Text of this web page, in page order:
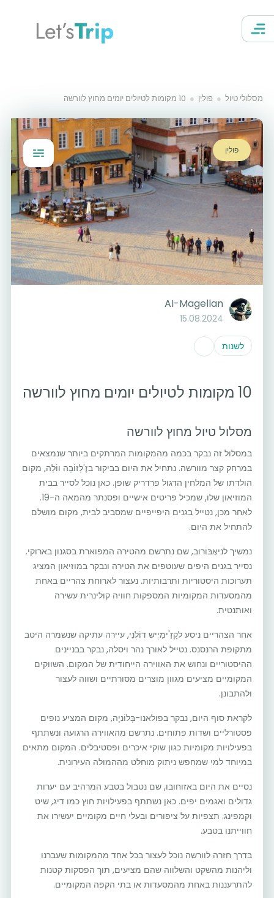
Let’sTrip
מסלולי טיול פולין 10 מקומות לטיולים יומים מחוץ לוורשה
פולין
AI-Magellan
15.08.2024
לשנות
10 מקומות לטיולים יומים מחוץ לוורשה
מסלול טיול מחוץ לוורשה
במסלול זה נבקר בכמה מהמקומות המרתקים ביותר שנמצאים
במרחק קצר מוורשה. נתחיל את היום בביקור בזֶ'לָזוֹבָה ווֹלָה, מקום
הולדתו של המלחין הדגול פרדריק שופן. כאן נוכל לסייר בבית
המוזיאון שלו, שמכיל פריטים אישיים ופסנתר מהמאה ה-19.
לאחר מכן, נטייל בגנים היפייפיים שמסביב לבית, מקום מושלם
להתחיל את היום.
נמשיך לניאֶבּוֹרוב, שם נתרשם מהטירה המפוארת בסגנון בארוקי.
נסייר בגנים היפים שעוטפים את הטירה ונבקר במוזיאון המציג
תערוכות היסטוריות ותרבותיות. נעצור לארוחת צהריים באחת
מהמסעדות המקומיות המספקות חוויה קולינרית עשירה
ואותנטית.
אחר הצהריים ניסע לקָזִ'ימִיֶיש דוֹלְנִי, עיירה עתיקה שנשמרה היטב
מתקופת הרנסנס. נטייל לאורך נהר ויסלה, נבקר בבניינים
ההיסטוריים ונחוש את האווירה הייחודית של המקום. השווקים
המקומיים מציעים מגוון מוצרים מסורתיים ושווה לעצור
ולהתבונן.
לקראת סוף היום, נבקר בפולאנו-בְּלוֹנִיֶה, מקום המציע נופים
פסטורליים ושדות פתוחים. נתרשם מהאווירה הרגועה ונשתתף
בפעילויות מקומיות כגון שוקי איכרים ופסטיבלים. המקום מתאים
במיוחד למי שמחפש ניתוק מוחלט מההמולה העירונית.
נסיים את היום באזוחובו, שם נטבול בטבע המרהיב עם יערות
גדולים ואגמים יפים. כאן נשתתף בפעילויות חוץ כמו דיג, שיט
וקמפינג. תצפיות על ציפורים ובעלי חיים מקומיים יעשירו את
חווייתנו בטבע.
בדרך חזרה לוורשה נוכל לעצור בכל אחד מהמקומות שעברנו
וליהנות מהשקט והשלווה שהם מציעים, תוך הפסקות קטנות
להתרעננות באחת מהמסעדות או בתי הקפה המקומיים.